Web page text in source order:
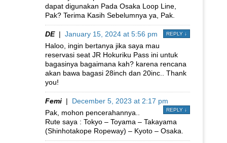
dapat digunakan Pada Osaka Loop Line,
Pak? Terima Kasih Sebelumnya ya, Pak.
DE| January 15, 2024 at 5:56 pm REPLY ↓
Haloo, ingin bertanya jika saya mau
reservasi seat JR Hokuriku Pass ini untuk
bagasinya bagaimana kah? karena rencana
akan bawa bagasi 28inch dan 20inc.. Thank
you!
Femi | December 5, 2023 at 2:17 pm
REPLY ↓
Pak, mohon pencerahannya..
Rute saya : Tokyo – Toyama – Takayama
(Shinhotakope Ropeway) – Kyoto – Osaka.